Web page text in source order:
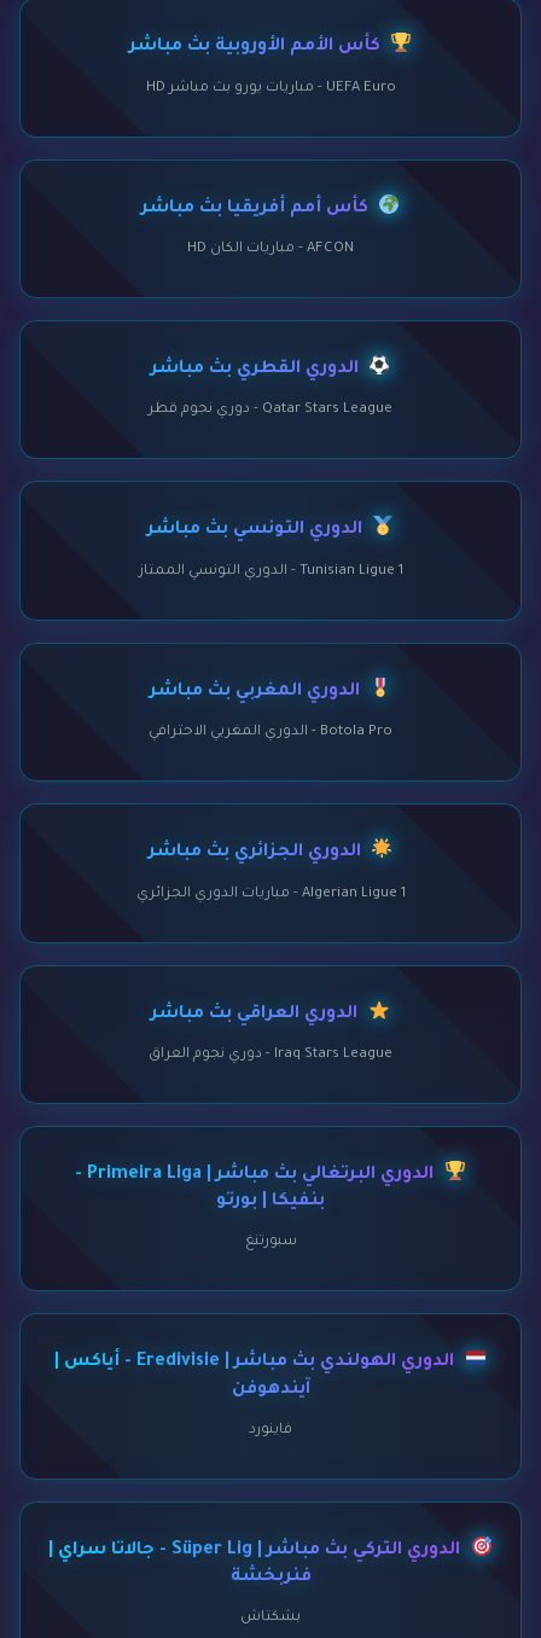
كأس الأمم الأوروبية بث مباشر
UEFA Euro - مباريات يورو بث مباشر HD
كأس أمم أفريقيا بث مباشر
AFCON - مباريات الكان HD
الدوري القطري بث مباشر
Qatar Stars League - دوري نجوم قطر
الدوري التونسي بث مباشر
Tunisian Ligue 1 - الدوري التونسي الممتاز
الدوري المغربي بث مباشر
Botola Pro - الدوري المغربي الاحترافي
الدوري الجزائري بث مباشر
Algerian Ligue 1 - مباريات الدوري الجزائري
الدوري العراقي بث مباشر
Iraq Stars League - دوري نجوم العراق
الدوري البرتغالي بث مباشر | Primeira Liga -
بنفيكا | بورتو
سبورتنغ
الدوري الهولندي بث مباشر | Eredivisie - أياكس |
آيندهوفن
فاينورد
الدوري التركي بث مباشر | Süper Lig - جالاتا سراي |
فنربخشة
بشكتاش